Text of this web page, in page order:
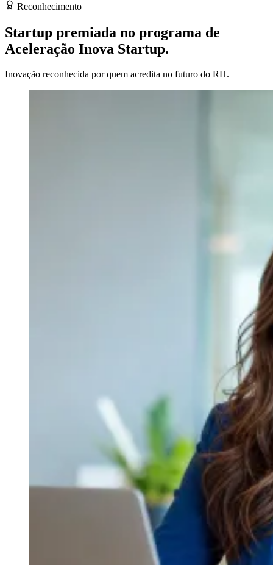
Reconhecimento
Startup premiada no programa de
Aceleração Inova Startup.
Inovação reconhecida por quem acredita no futuro do RH.